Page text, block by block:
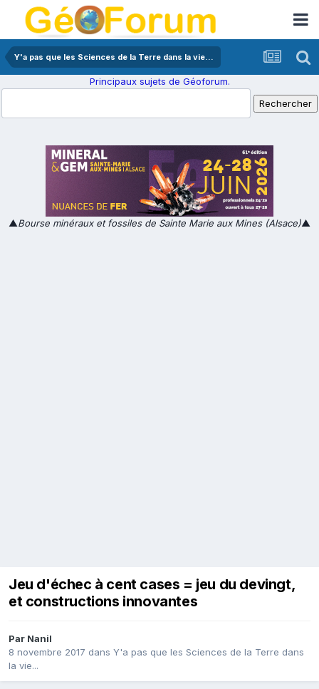
Y'a pas que les Sciences de la Terre dans la vie...
Principaux sujets de Géoforum.
▲Bourse minéraux et fossiles de Sainte Marie aux Mines (Alsace)▲
Jeu d'échec à cent cases = jeu du devingt,
et constructions innovantes
Par Nanil
8 novembre 2017 dans Y'a pas que les Sciences de la Terre dans
la vie...